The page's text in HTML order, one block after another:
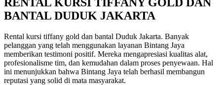
BANTAL DUDUK JAKARTA
Rental kursi tiffany gold dan bantal Duduk Jakarta. Banyak
pelanggan yang telah menggunakan layanan Bintang Jaya
memberikan testimoni positif. Mereka mengapresiasi kualitas alat,
profesionalisme tim, dan kemudahan dalam proses penyewaan. Hal
ini menunjukkan bahwa Bintang Jaya telah berhasil membangun
reputasi yang solid di mata masyarakat.